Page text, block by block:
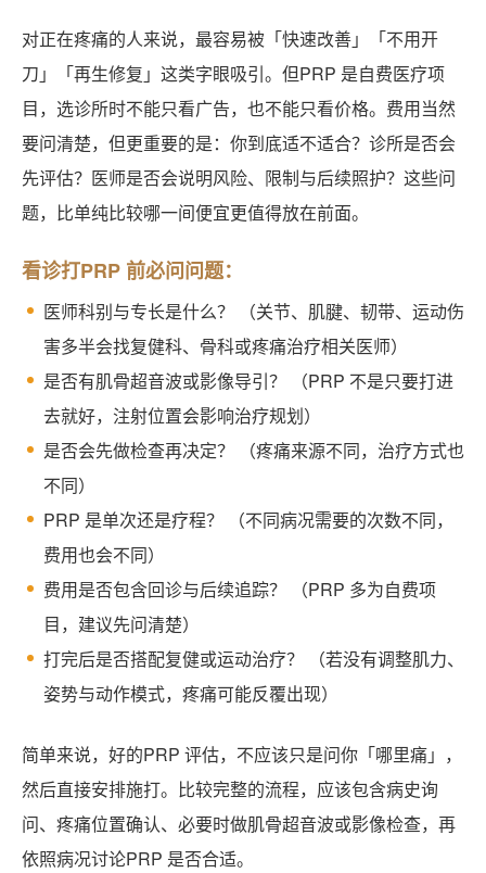
对正在疼痛的人来说，最容易被「快速改善」「不用开
刀」「再生修复」这类字眼吸引。但PRP 是自费医疗项
目，选诊所时不能只看广告，也不能只看价格。费用当然
要问清楚，但更重要的是：你到底适不适合？诊所是否会
先评估？医师是否会说明风险、限制与后续照护？这些问
题，比单纯比较哪一间便宜更值得放在前面。
看诊打PRP 前必问问题：
医师科别与专长是什么？ （关节、肌腱、韧带、运动伤
害多半会找复健科、骨科或疼痛治疗相关医师）
是否有肌骨超音波或影像导引？ （PRP 不是只要打进
去就好，注射位置会影响治疗规划）
是否会先做检查再决定？ （疼痛来源不同，治疗方式也
不同）
PRP 是单次还是疗程？ （不同病况需要的次数不同，
费用也会不同）
费用是否包含回诊与后续追踪？ （PRP 多为自费项
目，建议先问清楚）
打完后是否搭配复健或运动治疗？ （若没有调整肌力、
姿势与动作模式，疼痛可能反覆出现）
简单来说，好的PRP 评估，不应该只是问你「哪里痛」，
然后直接安排施打。比较完整的流程，应该包含病史询
问、疼痛位置确认、必要时做肌骨超音波或影像检查，再
依照病况讨论PRP 是否合适。